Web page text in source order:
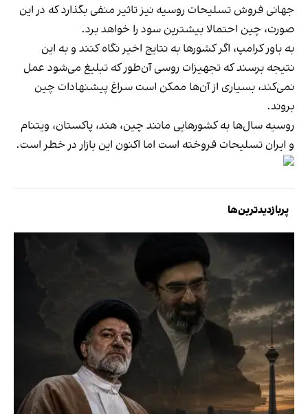
جهانی فروش تسلیحات روسیه نیز تاثیر منفی بگذارد که در این
صورت، چین احتمالا بیشترین سود را خواهد برد.
به باور کرامپ، اگر کشورها به نتایج اخیر نگاه کنند و به این
نتیجه برسند که تجهیزات روسی آن‌طور که تبلیغ می‌شود عمل
نمی‌کند، بسیاری از آن‌ها ممکن است سراغ پیشنهادات چین
بروند.
روسیه سال‌ها به کشورهایی مانند چین، هند، پاکستان، ویتنام
و ایران تسلیحات فروخته است اما اکنون این بازار در خطر است.
پربازدیدترین‌ها